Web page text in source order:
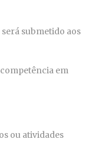
submetido aos
em
ou atividades